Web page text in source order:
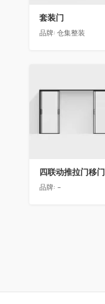
套装门
品牌: 仓集整装
四联动推拉门移门
品牌: -